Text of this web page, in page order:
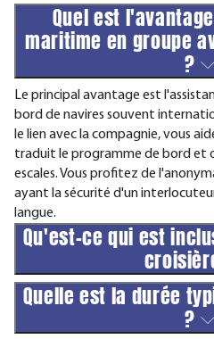
Quel est
maritime en groupe
?
Le principal avantage est
bord de navires souvent
le lien avec la compagnie, vous
traduit le programme de bord et
escales. Vous profitez de
ayant la sécurité d'un
langue.
Qu'est-ce qui est
Quelle est la durée
?